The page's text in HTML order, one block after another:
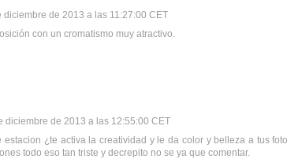
diciembre de 2013 a las 11:27:00 CET
con un cromatismo muy atractivo.
diciembre de 2013 a las 12:55:00 CET
estacion ¿te activa la creatividad y le da color y belleza a tus
todo eso tan triste y decrepito no se ya que comentar.